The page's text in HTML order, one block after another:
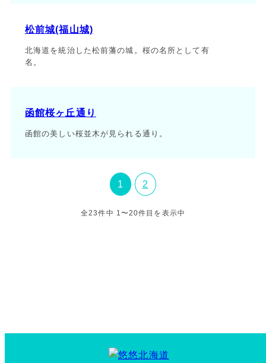
松前城(福山城)
北海道を統治した松前藩の城。桜の名所として有
名。
函館桜ヶ丘通り
函館の美しい桜並木が見られる通り。
1 2
全23件中 1〜20件目を表示中